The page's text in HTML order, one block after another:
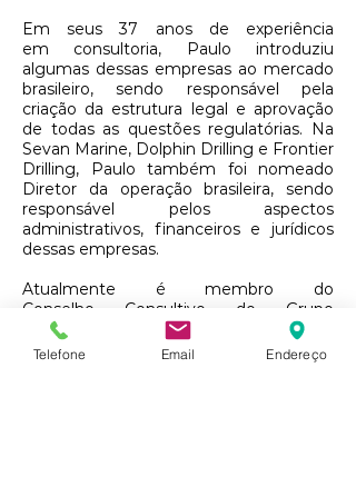
Em seus 37 anos de experiência
em consultoria, Paulo introduziu
algumas dessas empresas ao mercado
brasileiro, sendo responsável pela
criação da estrutura legal e aprovação
de todas as questões regulatórias. Na
Sevan Marine, Dolphin Drilling e Frontier
Drilling, Paulo também foi nomeado
Diretor da operação brasileira, sendo
responsável pelos aspectos
administrativos, financeiros e jurídicos
dessas empresas.
Atualmente é membro do
Conselho Consultivo do Grupo
Agrotecnologia (Espanha).
Acreditamos que a experiência
Telefone Email Endereço